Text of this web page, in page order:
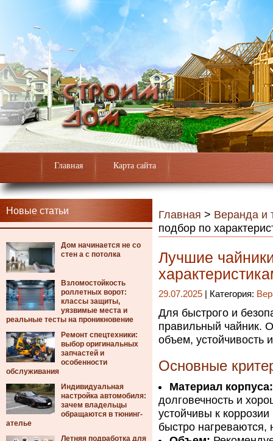
Главная Карта сайта
Новые статьи
Дом начинается не со
стен а с потолка
Взломостойкость
роллетных ворот:
классы защиты,
уязвимые места и
реальные тесты на проникновение
Ремонт спецтехники:
выбор оригинальных
запчастей и
особенности
обслуживания
Индивидуальная
настройка автомобиля:
зачем владельцы
обращаются в тюнинг-
ателье
Летняя подработка для
Главная > Веранда и
подбор по
Лучшие
29.07.2025 | Категория:
Для быстрого и
правильный чайник.
объем, устойчивость
Основные
Материал корпуса:
долговечность и
устойчивы к
быстро нагреваются,